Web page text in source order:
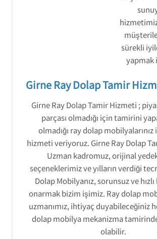
sürekli
yapmak
Girne Ray Dolap Tamir
Girne Ray Dolap Tamir Hizmeti ;
parçası olmadığı için tamirini
olmadığı ray dolap
hizmeti veriyoruz. Girne Ray Dolap
Uzman kadromuz, orijinal
seçeneklerimiz ve yılların verdiği
Dolap Mobilyanız, sorunsuz ve
onarmak bizim işimiz. Ray dolap
uzmanımız, ihtiyaç duyabileceğiniz
dolap mobilya mekanizma
olabilir.